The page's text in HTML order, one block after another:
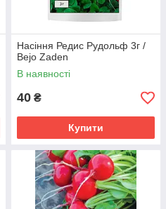
Насіння Редис Рудольф 3г /
Bejo Zaden
В наявності
40 ₴
Купити